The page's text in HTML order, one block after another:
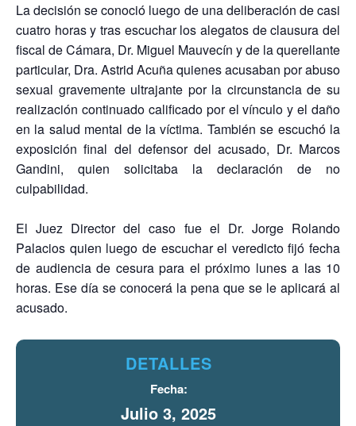
La decisión se conoció luego de una deliberación de casi
cuatro horas y tras escuchar los alegatos de clausura del
fiscal de Cámara, Dr. Miguel Mauvecín y de la querellante
particular, Dra. Astrid Acuña quienes acusaban por abuso
sexual gravemente ultrajante por la circunstancia de su
realización continuado calificado por el vínculo y el daño
en la salud mental de la víctima. También se escuchó la
exposición final del defensor del acusado, Dr. Marcos
Gandini, quien solicitaba la declaración de no
culpabilidad.
El Juez Director del caso fue el Dr. Jorge Rolando
Palacios quien luego de escuchar el veredicto fijó fecha
de audiencia de cesura para el próximo lunes a las 10
horas. Ese día se conocerá la pena que se le aplicará al
acusado.
DETALLES
Fecha:
Julio 3, 2025